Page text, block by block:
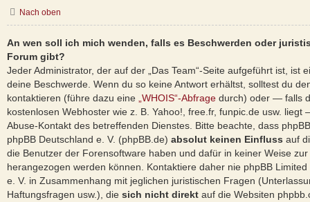
Nach oben
An wen soll ich mich wenden, falls es Beschwerden oder
Forum gibt?
Jeder Administrator, der auf der „Das Team“-Seite aufgeführt ist, ist
deine Beschwerde. Wenn du so keine Antwort erhältst, solltest du
kontaktieren (führe dazu eine „WHOIS“-Abfrage durch) oder — falls
kostenlosen Webhoster wie z. B. Yahoo!, free.fr, funpic.de usw.
Abuse-Kontakt des betreffenden Dienstes. Bitte beachte, dass
phpBB Deutschland e. V. (phpBB.de) absolut keinen Einfluss auf
die Benutzer der Forensoftware haben und dafür in keiner Weise
herangezogen werden können. Kontaktiere daher nie phpBB
e. V. in Zusammenhang mit jeglichen juristischen Fragen
Haftungsfragen usw.), die sich nicht direkt auf die Websiten